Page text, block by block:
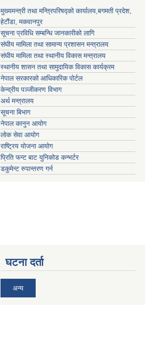
मुख्यमन्त्री तथा मन्त्रिपरिषद्को कार्यालय,बगमती प्रदेश,
हेटौंडा, मकवानपुर
सूचना प्रविधि सम्बन्धि जानकारीको लागि
संघीय मामिला तथा सामान्य प्रशासन मन्त्रालय
संघीय मामिला तथा स्थानीय विकास मन्त्रालय
स्थानीय शासन तथा सामुदायिक विकास कार्यक्रम
नेपाल सरकारको आधिकारिक पोर्टल
केन्द्रीय पञ्जीकरण विभाग
अर्थ मन्त्रालय
सूचना बिभाग
नेपाल कानुन आयोग
लोक सेवा आयोग
राष्ट्रिय योजना आयोग
प्रिति फन्ट बाट युनिकोड कन्भर्टर
डकुमेन्ट रुपान्तरण गर्न
घटना दर्ता
अन्य